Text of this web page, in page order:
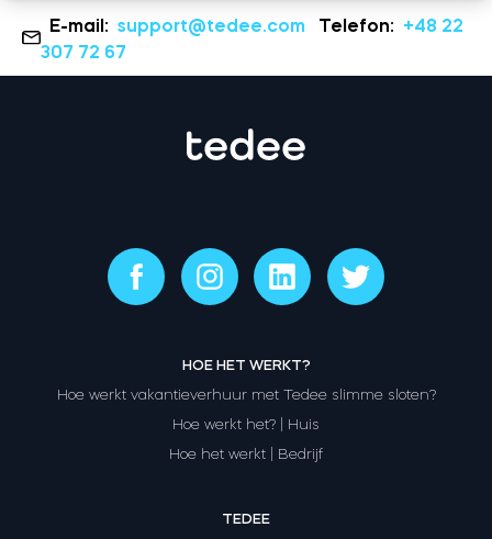
E-mail: support@tedee.com Telefon: +48 22
307 72 67
HOE HET WERKT?
Hoe werkt vakantieverhuur met Tedee slimme sloten?
Hoe werkt het? | Huis
Hoe het werkt | Bedrijf
TEDEE